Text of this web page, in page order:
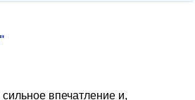
впечатление и,